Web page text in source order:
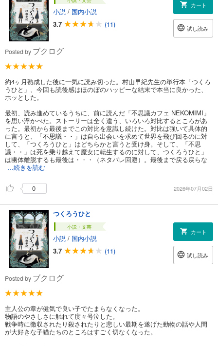
小説 / 国内小説
3.7
(11)
カート
試し読み
Posted by ブクログ
約4ヶ月熟成した後に一気に読み切った。村山早紀先生の単行本「つくろ
うひと」、今回も読後感はほのぼのハッピーな結末で本当に良かった、
ホッとした。
最初、読み進めているうちに、前に読んだ「不思議カフェ NEKOMIMI」
を思い浮かべた。ストーリーは全く違う、いろいろ対比するところがあ
った。最初から最後までこの対比を意識し続けた。対比は強いて具体的
に言うと、「不思議・・」は自ら出会いを求めて世界を飛び回るのに対
して、「つくろうひと」はどちらかと言うと受け身。そして、「不思
議・・」は死を乗り越えて魔女に転生するのに対して、つくろうひと」
は幽体離脱するも最後は・・・（ネタバレ回避）。最後まで戻る戻らな
...続きを読む
0 2026年07月02日
つくろうひと
小説・文芸
小説 / 国内小説
3.7
(11)
カート
試し読み
Posted by ブクログ
主人公の章が健気で良い子でたまらなくなった。
物語のやさしさに触れて度々号泣した。
戦争時に徴収されたり殺されたりと悲しい最期を遂げた動物の話や人間
が大好きな子猫たちのところはすごく切なくなった。